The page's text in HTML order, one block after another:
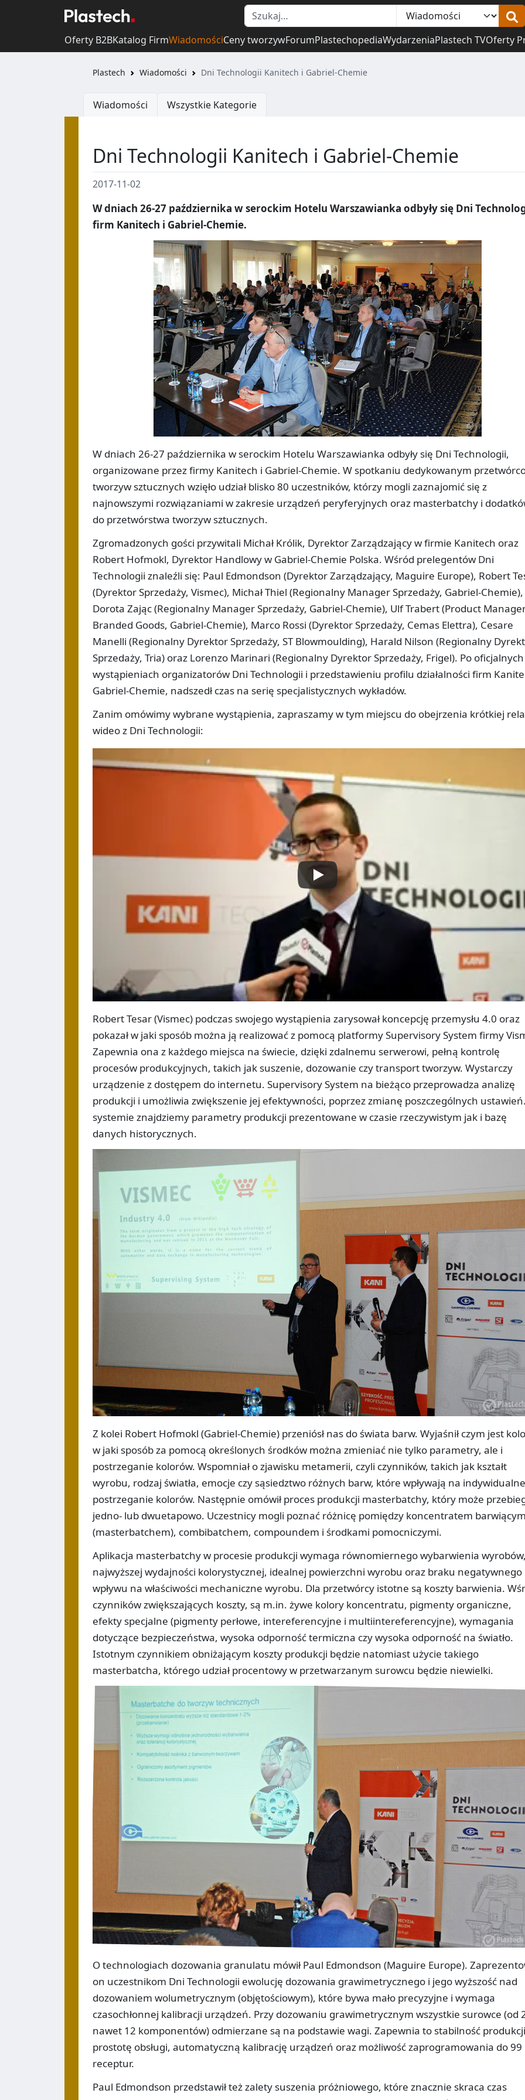
Oferty B2BKatalog FirmWiadomościCeny tworzywForumPlastechopediaWydarzeniaPlastech TVOferty
Plastech Wiadomości Dni Technologii Kanitech i Gabriel-Chemie
Wiadomości Wszystkie Kategorie
Dni Technologii Kanitech i Gabriel-Chemie
2017-11-02
W dniach 26-27 października w serockim Hotelu Warszawianka odbyły się Dni
firm Kanitech i Gabriel-Chemie.
W dniach 26-27 października w serockim Hotelu Warszawianka odbyły się Dni Technologii,
organizowane przez firmy Kanitech i Gabriel-Chemie. W spotkaniu dedykowanym
tworzyw sztucznych wzięło udział blisko 80 uczestników, którzy mogli zaznajomić się z
najnowszymi rozwiązaniami w zakresie urządzeń peryferyjnych oraz masterbatchy i
do przetwórstwa tworzyw sztucznych.
Zgromadzonych gości przywitali Michał Królik, Dyrektor Zarządzający w firmie Kanitech oraz
Robert Hofmokl, Dyrektor Handlowy w Gabriel-Chemie Polska. Wśród prelegentów Dni
Technologii znaleźli się: Paul Edmondson (Dyrektor Zarządzający, Maguire Europe), Robert
(Dyrektor Sprzedaży, Vismec), Michał Thiel (Regionalny Manager Sprzedaży, Gabriel-Chemie),
Dorota Zając (Regionalny Manager Sprzedaży, Gabriel-Chemie), Ulf Trabert (Product
Branded Goods, Gabriel-Chemie), Marco Rossi (Dyrektor Sprzedaży, Cemas Elettra), Cesare
Manelli (Regionalny Dyrektor Sprzedaży, ST Blowmoulding), Harald Nilson (Regionalny
Sprzedaży, Tria) oraz Lorenzo Marinari (Regionalny Dyrektor Sprzedaży, Frigel). Po oficjalnych
wystąpieniach organizatorów Dni Technologii i przedstawieniu profilu działalności firm
Gabriel-Chemie, nadszedł czas na serię specjalistycznych wykładów.
Zanim omówimy wybrane wystąpienia, zapraszamy w tym miejscu do obejrzenia krótkiej
wideo z Dni Technologii:
Robert Tesar (Vismec) podczas swojego wystąpienia zarysował koncepcję przemysłu 4.0 oraz
pokazał w jaki sposób można ją realizować z pomocą platformy Supervisory System firmy
Zapewnia ona z każdego miejsca na świecie, dzięki zdalnemu serwerowi, pełną kontrolę
procesów produkcyjnych, takich jak suszenie, dozowanie czy transport tworzyw. Wystarczy
urządzenie z dostępem do internetu. Supervisory System na bieżąco przeprowadza analizę
produkcji i umożliwia zwiększenie jej efektywności, poprzez zmianę poszczególnych
systemie znajdziemy parametry produkcji prezentowane w czasie rzeczywistym jak i bazę
danych historycznych.
Z kolei Robert Hofmokl (Gabriel-Chemie) przeniósł nas do świata barw. Wyjaśnił czym jest
w jaki sposób za pomocą określonych środków można zmieniać nie tylko parametry, ale i
postrzeganie kolorów. Wspomniał o zjawisku metamerii, czyli czynników, takich jak kształt
wyrobu, rodzaj światła, emocje czy sąsiedztwo różnych barw, które wpływają na indywidualne
postrzeganie kolorów. Następnie omówił proces produkcji masterbatchy, który może
jedno- lub dwuetapowo. Uczestnicy mogli poznać różnicę pomiędzy koncentratem barwiącym
(masterbatchem), combibatchem, compoundem i środkami pomocniczymi.
Aplikacja masterbatchy w procesie produkcji wymaga równomiernego wybarwienia
najwyższej wydajności kolorystycznej, idealnej powierzchni wyrobu oraz braku negatywnego
wpływu na właściwości mechaniczne wyrobu. Dla przetwórcy istotne są koszty barwienia.
czynników zwiększających koszty, są m.in. żywe kolory koncentratu, pigmenty organiczne,
efekty specjalne (pigmenty perłowe, intereferencyjne i multiintereferencyjne), wymagania
dotyczące bezpieczeństwa, wysoka odporność termiczna czy wysoka odporność na światło.
Istotnym czynnikiem obniżającym koszty produkcji będzie natomiast użycie takiego
masterbatcha, którego udział procentowy w przetwarzanym surowcu będzie niewielki.
O technologiach dozowania granulatu mówił Paul Edmondson (Maguire Europe).
on uczestnikom Dni Technologii ewolucję dozowania grawimetrycznego i jego wyższość nad
dozowaniem wolumetrycznym (objętościowym), które bywa mało precyzyjne i wymaga
czasochłonnej kalibracji urządzeń. Przy dozowaniu grawimetrycznym wszystkie surowce (od
nawet 12 komponentów) odmierzane są na podstawie wagi. Zapewnia to stabilność
prostotę obsługi, automatyczną kalibrację urządzeń oraz możliwość zaprogramowania do 99
receptur.
Paul Edmondson przedstawił też zalety suszenia próżniowego, które znacznie skraca czas